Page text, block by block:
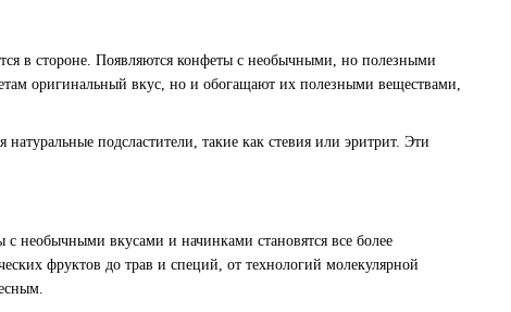
в стороне. Появляются конфеты с необычными, но полезными
оригинальный вкус, но и обогащают их полезными веществами,
подсластители, такие как стевия или эритрит. Эти
с необычными вкусами и начинками становятся все более
фруктов до трав и специй, от технологий молекулярной